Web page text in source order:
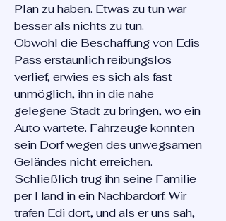
Plan zu haben. Etwas zu tun war
besser als nichts zu tun.
Obwohl die Beschaffung von Edis
Pass erstaunlich reibungslos
verlief, erwies es sich als fast
unmöglich, ihn in die nahe
gelegene Stadt zu bringen, wo ein
Auto wartete. Fahrzeuge konnten
sein Dorf wegen des unwegsamen
Geländes nicht erreichen.
Schließlich trug ihn seine Familie
per Hand in ein Nachbardorf. Wir
trafen Edi dort, und als er uns sah,